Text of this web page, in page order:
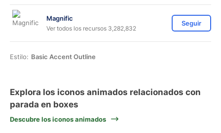
Magnific
Ver todos los recursos 3,282,832
Seguir
Estilo: Basic Accent Outline
Explora los iconos animados relacionados con
parada en boxes
Descubre los iconos animados